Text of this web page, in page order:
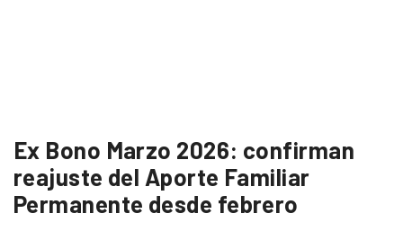
Ex Bono Marzo 2026: confirman
reajuste del Aporte Familiar
Permanente desde febrero